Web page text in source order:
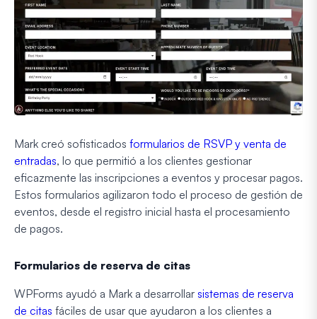
Mark creó sofisticados formularios de RSVP y venta de
entradas, lo que permitió a los clientes gestionar
eficazmente las inscripciones a eventos y procesar pagos.
Estos formularios agilizaron todo el proceso de gestión de
eventos, desde el registro inicial hasta el procesamiento
de pagos.
Formularios de reserva de citas
WPForms ayudó a Mark a desarrollar sistemas de reserva
de citas fáciles de usar que ayudaron a los clientes a